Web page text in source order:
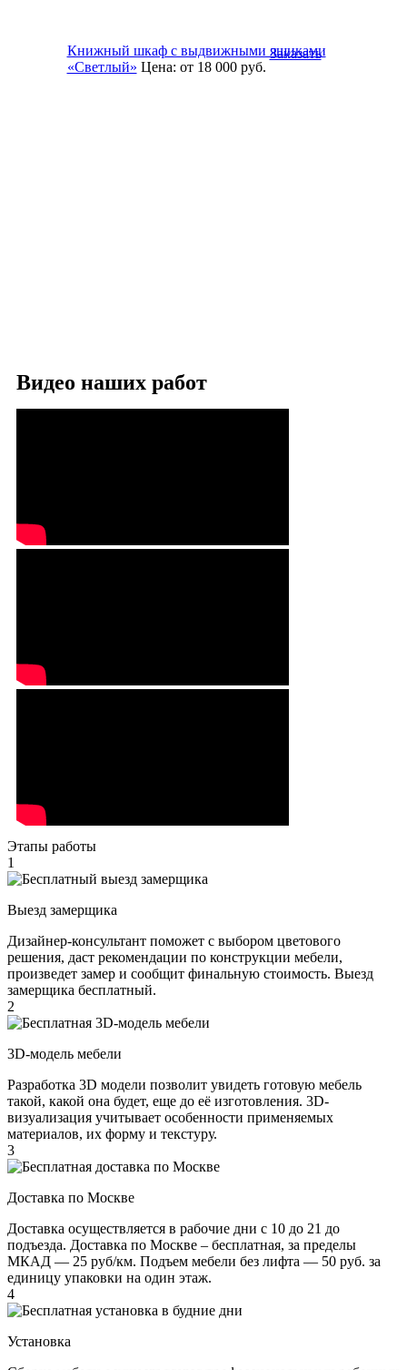
Книжный шкаф с выдвижными ящиками
«Светлый» Цена: от 18 000руб.
Заказать
Видео наших работ
Этапы работы
1
Выезд замерщика
Дизайнер-консультант поможет с выбором цветового
решения, даст рекомендации по конструкции мебели,
произведет замер и сообщит финальную стоимость. Выезд
замерщика бесплатный.
2
3D-модель мебели
Разработка 3D модели позволит увидеть готовую мебель
такой, какой она будет, еще до её изготовления. 3D-
визуализация учитывает особенности применяемых
материалов, их форму и текстуру.
3
Доставка по Москве
Доставка осуществляется в рабочие дни с 10 до 21 до
подъезда. Доставка по Москве – бесплатная, за пределы
МКАД — 25 руб/км. Подъем мебели без лифта — 50 руб. за
единицу упаковки на один этаж.
4
Установка